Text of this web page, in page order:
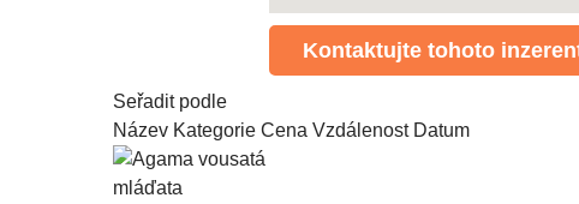
Kontaktujte tohoto
Seřadit podle
Název Kategorie Cena Vzdálenost Datum